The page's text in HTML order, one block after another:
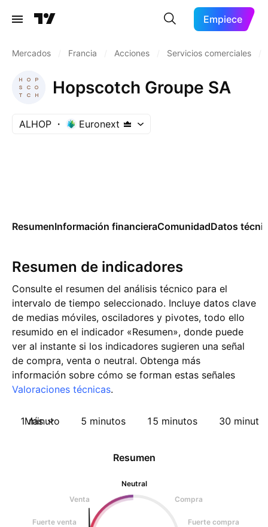
Empiece
Mercados Francia Acciones Servicios comerciales
Hopscotch Groupe SA
ALHOP Euronext
ResumenInformación financieraComunidadDatos
Resumen de indicadores
Consulte el resumen del análisis técnico para el
intervalo de tiempo seleccionado. Incluye datos clave
de medias móviles, osciladores y pivotes, todo ello
resumido en el indicador «Resumen», donde puede
ver al instante si los indicadores sugieren una señal
de compra, venta o neutral. Obtenga más
información sobre cómo se forman estas señales
Valoraciones técnicas.
1 minuto 5 minutos 15 minutos 30
Más
Resumen
Neutral
Venta
Compra
Fuerte venta Fuerte compra